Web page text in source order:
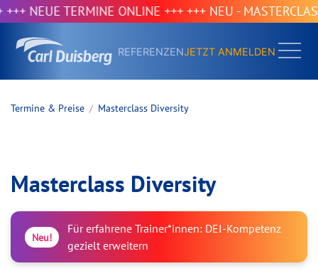
TERMINE ONLINE ++++++ NEU - MASTERCLASS
REFERENZENJETZT ANMELDEN
Termine & Preise Masterclass Diversity
Masterclass Diversity
Neu!
Für erfahrene Trainer*innen: DEI-Kompetenz
gezielt erweitern